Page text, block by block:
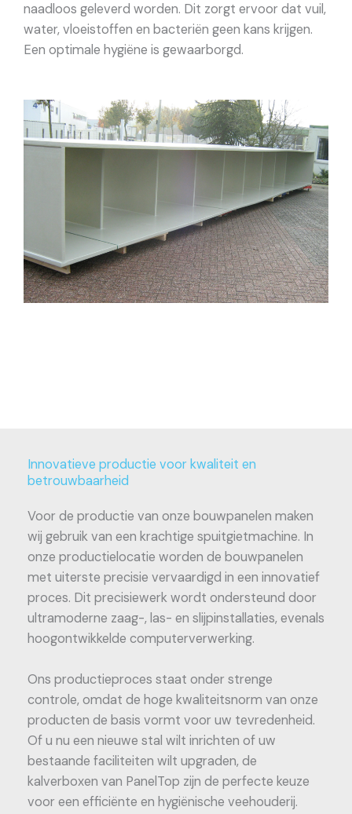
naadloos geleverd worden. Dit zorgt ervoor dat vuil,
water, vloeistoffen en bacteriën geen kans krijgen.
Een optimale hygiëne is gewaarborgd.
Innovatieve productie voor kwaliteit en
betrouwbaarheid
Voor de productie van onze bouwpanelen maken
wij gebruik van een krachtige spuitgietmachine. In
onze productielocatie worden de bouwpanelen
met uiterste precisie vervaardigd in een innovatief
proces. Dit precisiewerk wordt ondersteund door
ultramoderne zaag-, las- en slijpinstallaties, evenals
hoogontwikkelde computerverwerking.
Ons productieproces staat onder strenge
controle, omdat de hoge kwaliteitsnorm van onze
producten de basis vormt voor uw tevredenheid.
Of u nu een nieuwe stal wilt inrichten of uw
bestaande faciliteiten wilt upgraden, de
kalverboxen van PanelTop zijn de perfecte keuze
voor een efficiënte en hygiënische veehouderij.